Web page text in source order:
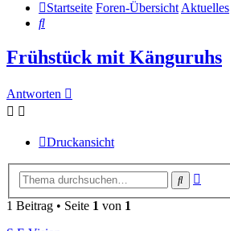
Startseite Foren-ÜbersichtAktuelles
Suche
Frühstück mit Känguruhs
Antworten
Druckansicht
Suche
1 Beitrag • Seite 1 von 1